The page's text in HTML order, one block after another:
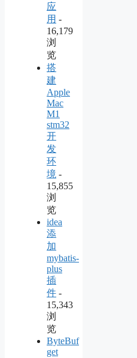
应
用 -
16,179
浏
览
搭
建
Apple
Mac
M1
stm32
开
发
环
境 -
15,855
浏
览
idea
添
加
mybatis-
plus
插
件 -
15,343
浏
览
ByteBuf
get